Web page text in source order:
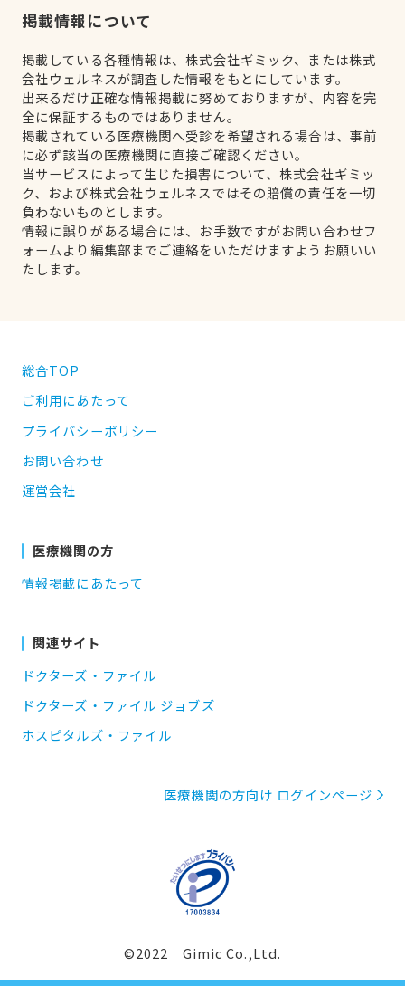
掲載情報について
掲載している各種情報は、株式会社ギミック、または株式
会社ウェルネスが調査した情報をもとにしています。
出来るだけ正確な情報掲載に努めておりますが、内容を完
全に保証するものではありません。
掲載されている医療機関へ受診を希望される場合は、事前
に必ず該当の医療機関に直接ご確認ください。
当サービスによって生じた損害について、株式会社ギミッ
ク、および株式会社ウェルネスではその賠償の責任を一切
負わないものとします。
情報に誤りがある場合には、お手数ですがお問い合わせフ
ォームより編集部までご連絡をいただけますようお願いい
たします。
総合TOP
ご利用にあたって
プライバシーポリシー
お問い合わせ
運営会社
医療機関の方
情報掲載にあたって
関連サイト
ドクターズ・ファイル
ドクターズ・ファイル ジョブズ
ホスピタルズ・ファイル
医療機関の方向け ログインページ
©2022 Gimic Co.,Ltd.